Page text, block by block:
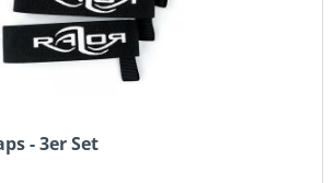
- 3er Set